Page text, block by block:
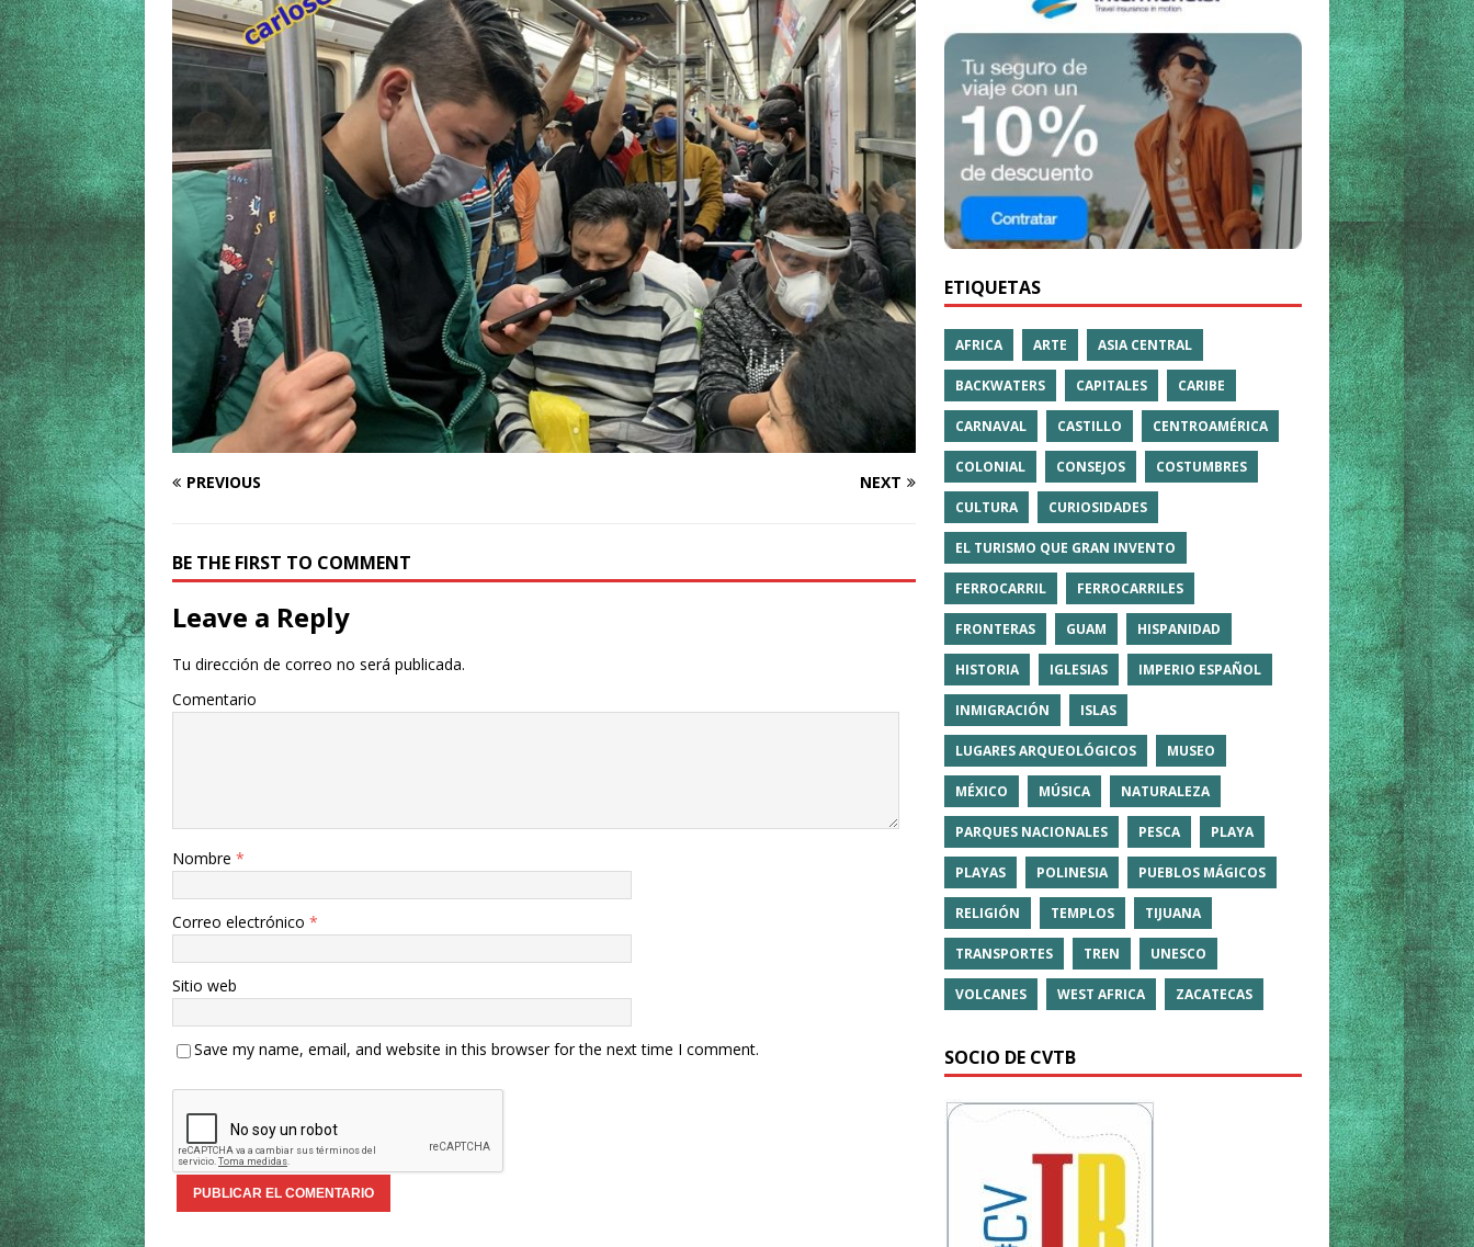
[ 15 marzo, 2026 ]
Ela Nguema. El barrio más castizo de Malabo GUINEA ECUATORIAL
PREVIOUS NEXT
BE THE FIRST TO COMMENT
Leave a Reply
Tu dirección de correo no será publicada.
Comentario
Nombre *
Correo electrónico *
Sitio web
Save my name, email, and website in this browser for the next time I comment.
ETIQUETAS
AFRICA ARTE ASIA CENTRAL
BACKWATERS CAPITALES CARIBE
CARNAVAL CASTILLO CENTROAMÉRICA
COLONIAL CONSEJOS COSTUMBRES
CULTURA CURIOSIDADES
EL TURISMO QUE GRAN INVENTO
FERROCARRIL FERROCARRILES
FRONTERAS GUAM HISPANIDAD
HISTORIA IGLESIAS IMPERIO ESPAÑOL
INMIGRACIÓN ISLAS
LUGARES ARQUEOLÓGICOS MUSEO
MÉXICO MÚSICA NATURALEZA
PARQUES NACIONALES PESCA PLAYA
PLAYAS POLINESIA PUEBLOS MÁGICOS
RELIGIÓN TEMPLOS TIJUANA
TRANSPORTES TREN UNESCO
VOLCANES WEST AFRICA ZACATECAS
SOCIO DE CVTB